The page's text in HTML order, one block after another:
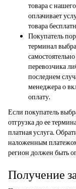
товара с
оплачивает
товара
Покупатель
терминал
перевозчика
последнем
менеджера о
оплату.
Если покупатель
отгрузка до ее
платная услуга.
наложенным
регион должен быть
Получение